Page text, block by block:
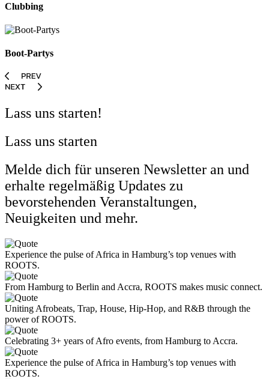
Clubbing
Boot-Partys
Lass uns starten!
Lass uns starten
Melde dich für unseren Newsletter an und
erhalte regelmäßig Updates zu
bevorstehenden Veranstaltungen,
Neuigkeiten und mehr.
Experience the pulse of Africa in Hamburg’s top venues with
ROOTS.
From Hamburg to Berlin and Accra, ROOTS makes music connect.
Uniting Afrobeats, Trap, House, Hip-Hop, and R&B through the
power of ROOTS.
Celebrating 3+ years of Afro events, from Hamburg to Accra.
Experience the pulse of Africa in Hamburg’s top venues with
ROOTS.